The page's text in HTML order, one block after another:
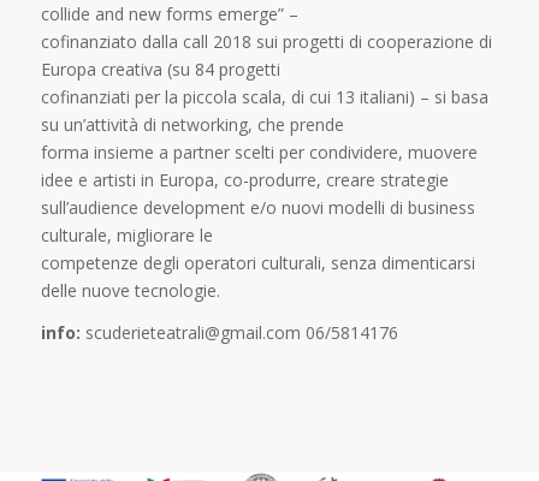
collide and new forms emerge” –
cofinanziato dalla call 2018 sui progetti di cooperazione di
Europa creativa (su 84 progetti
cofinanziati per la piccola scala, di cui 13 italiani) – si basa
su un’attività di networking, che prende
forma insieme a partner scelti per condividere, muovere
idee e artisti in Europa, co-produrre, creare strategie
sull’audience development e/o nuovi modelli di business
culturale, migliorare le
competenze degli operatori culturali, senza dimenticarsi
delle nuove tecnologie.
info: scuderieteatrali@gmail.com 06/5814176